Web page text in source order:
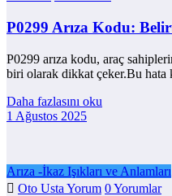
P0299 Arıza Kodu:
P0299 arıza kodu, araç
biri olarak dikkat çeker.Bu
Daha fazlasını oku
1 Ağustos 2025
Arıza -İkaz Işıkları ve Anlamları
Oto Usta Yorum 0 Yorumlar